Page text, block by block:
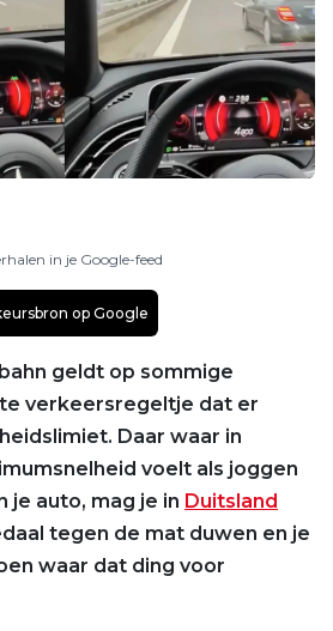
in je Google-feed
op Google
geldt op sommige
verkeersregeltje dat er
Daar waar in
voelt als joggen
je auto, mag je in Duitsland
tegen de mat duwen en je
waar dat ding voor